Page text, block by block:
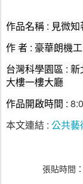
作品名稱 : 見微知
作者 : 豪華朗機工
台灣科學園區 :新
大樓一樓大廳
作品開啟時間 :
本文連結 : 公共藝
張貼時間：